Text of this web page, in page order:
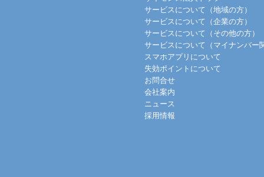
サービスについて（地域の方）
サービスについて（企業の方）
サービスについて（その他の方）
サービスについて（マイナンバー
スマホアプリについて
失効ポイントについて
お問合せ
会社案内
ニュース
採用情報